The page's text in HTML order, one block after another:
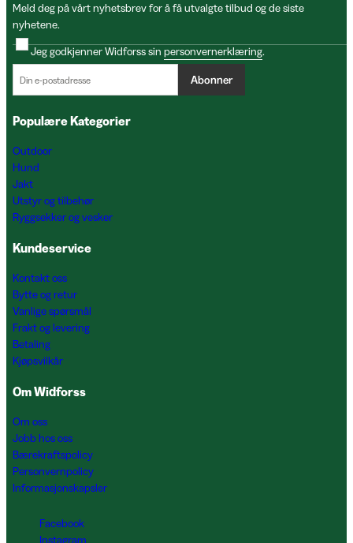
Meld deg på vårt nyhetsbrev for å få utvalgte tilbud og de siste
nyhetene.
Jeg godkjenner Widforss sin personvernerklæring.
Abonner
Populære Kategorier
Outdoor
Hund
Jakt
Utstyr og tilbehør
Ryggsekker og vesker
Kundeservice
Kontakt oss
Bytte og retur
Vanlige spørsmål
Frakt og levering
Betaling
Kjøpsvilkår
Om Widforss
Om oss
Jobb hos oss
Bærekraftspolicy
Personvernpolicy
Informasjonskapsler
Facebook
Instagram